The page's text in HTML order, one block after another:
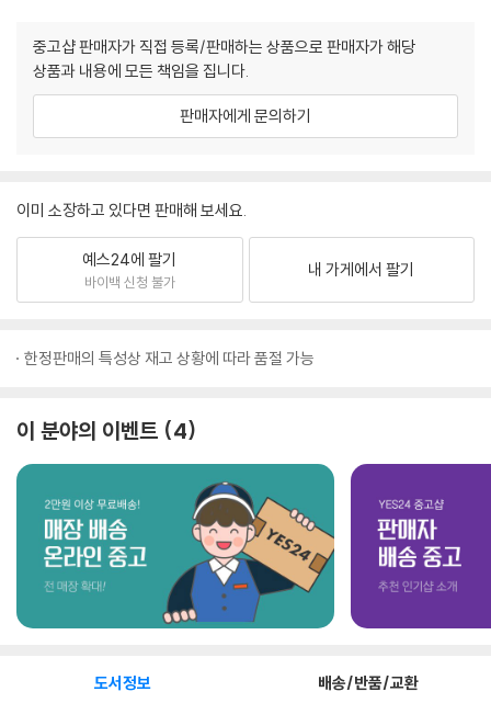
중고샵 판매자가 직접 등록/판매하는 상품으로 판매자가 해당
상품과 내용에 모든 책임을 집니다.
판매자에게 문의하기
이미 소장하고 있다면 판매해 보세요.
예스24에 팔기
바이백 신청 불가
내 가게에서 팔기
한정판매의 특성상 재고 상황에 따라 품절 가능
이 분야의 이벤트 4
도서정보 배송/반품/교환